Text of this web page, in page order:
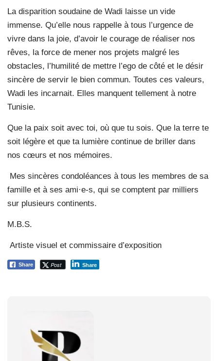
La disparition soudaine de Wadi laisse un vide
immense. Qu’elle nous rappelle à tous l’urgence de
vivre dans la joie, d’avoir le courage de réaliser nos
rêves, la force de mener nos projets malgré les
obstacles, l’humilité de mettre l’ego de côté et le désir
sincère de servir le bien commun. Toutes ces valeurs,
Wadi les incarnait. Elles manquent tellement à notre
Tunisie.
Que la paix soit avec toi, où que tu sois. Que la terre te
soit légère et que ta lumière continue de briller dans
nos cœurs et nos mémoires.
Mes sincères condoléances à tous les membres de sa
famille et à ses ami·e-s, qui se comptent par milliers
sur plusieurs continents.
M.B.S.
Artiste visuel et commissaire d’exposition
Share Post Share